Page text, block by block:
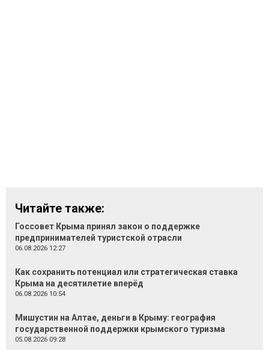
Читайте также:
Госсовет Крыма принял закон о поддержке
предпринимателей туристской отрасли
06.08.2026 12:27
Как сохранить потенциал или стратегическая ставка
Крыма на десятилетие вперёд
06.08.2026 10:54
Мишустин на Алтае, деньги в Крыму: география
государственной поддержки крымского туризма
05.08.2026 09:28